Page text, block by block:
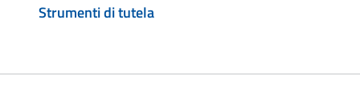
Strumenti di tutela